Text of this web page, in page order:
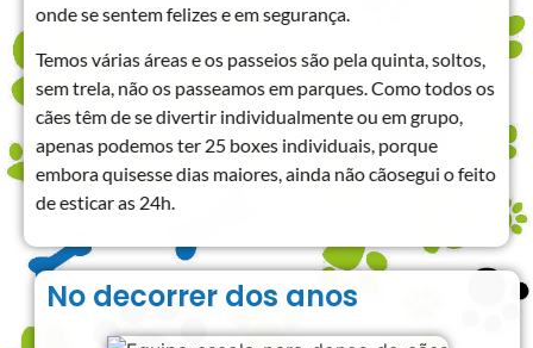
onde se sentem felizes e em segurança.
Temos várias áreas e os passeios são pela quinta, soltos,
sem trela, não os passeamos em parques. Como todos os
cães têm de se divertir individualmente ou em grupo,
apenas podemos ter 25 boxes individuais, porque
embora quisesse dias maiores, ainda não cãosegui o feito
de esticar as 24h.
No decorrer dos anos